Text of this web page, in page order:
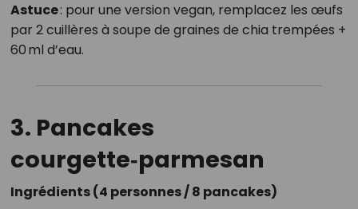
Astuce: pour une version vegan, remplacez les œufs
par 2 cuillères à soupe de graines de chia trempées +
60 ml d’eau.
3. Pancakes
courgette‑parmesan
Ingrédients (4 personnes / 8 pancakes)